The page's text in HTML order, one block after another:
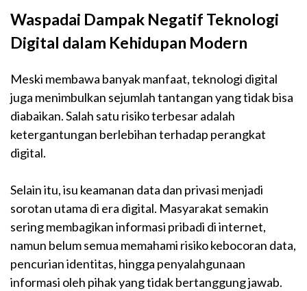
Waspadai Dampak Negatif Teknologi
Digital dalam Kehidupan Modern
Meski membawa banyak manfaat, teknologi digital
juga menimbulkan sejumlah tantangan yang tidak bisa
diabaikan. Salah satu risiko terbesar adalah
ketergantungan berlebihan terhadap perangkat
digital.
Selain itu, isu keamanan data dan privasi menjadi
sorotan utama di era digital. Masyarakat semakin
sering membagikan informasi pribadi di internet,
namun belum semua memahami risiko kebocoran data,
pencurian identitas, hingga penyalahgunaan
informasi oleh pihak yang tidak bertanggung jawab.